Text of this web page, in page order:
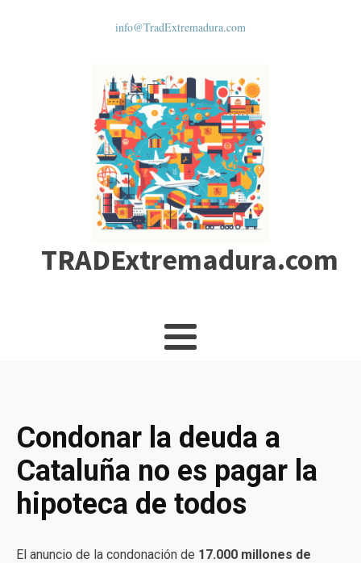
info@TradExtremadura.com
TRADExtremadura.com
Condonar la deuda a
Cataluña no es pagar la
hipoteca de todos
El anuncio de la condonación de 17.000 millones de